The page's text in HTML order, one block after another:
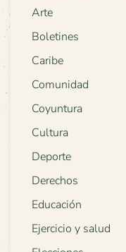
Arte
Boletines
Caribe
Comunidad
Coyuntura
Cultura
Deporte
Derechos
Educación
Ejercicio y salud